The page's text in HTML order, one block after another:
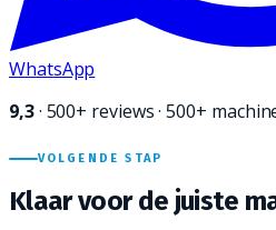
WhatsApp
9,3· 500+ reviews · 500+
VOLGENDE STAP
Klaar voor de juiste